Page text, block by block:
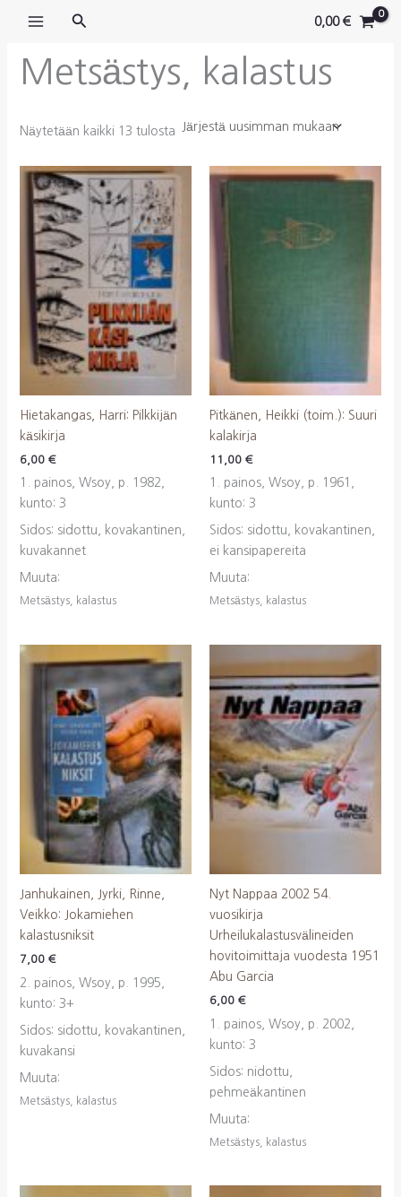
sisältöön
Hae 0,00€
Metsästys, kalastus
Näytetään kaikki 13 tulostaSorted
Hietakangas, Harri: Pilkkijän
käsikirja
6,00 €
1. painos, Wsoy, p. 1982,
kunto: 3
Sidos: sidottu, kovakantinen,
kuvakannet
Muuta:
Metsästys, kalastus
Pitkänen, Heikki (toim.): Suuri
kalakirja
11,00 €
1. painos, Wsoy, p. 1961,
kunto: 3
Sidos: sidottu, kovakantinen,
ei kansipapereita
Muuta:
Metsästys, kalastus
Janhukainen, Jyrki, Rinne,
Veikko: Jokamiehen
kalastusniksit
7,00 €
2. painos, Wsoy, p. 1995,
kunto: 3+
Sidos: sidottu, kovakantinen,
kuvakansi
Muuta:
Metsästys, kalastus
Nyt Nappaa 2002 54.
vuosikirja
Urheilukalastusvälineiden
hovitoimittaja vuodesta 1951
Abu Garcia
6,00 €
1. painos, Wsoy, p. 2002,
kunto: 3
Sidos: nidottu,
pehmeäkantinen
Muuta:
Metsästys, kalastus